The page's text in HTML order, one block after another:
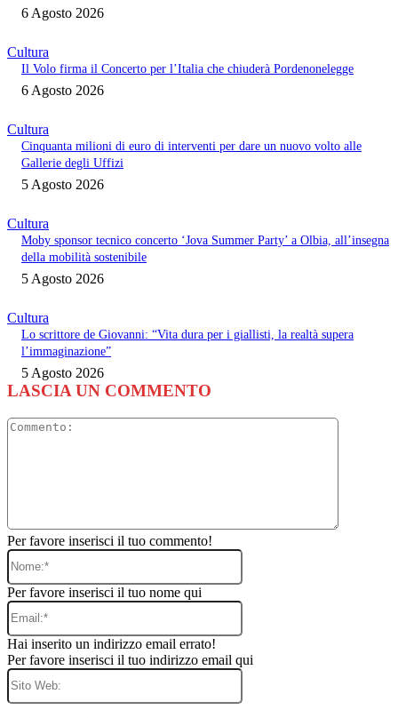
6 Agosto 2026
Cultura
Il Volo firma il Concerto per l’Italia che chiuderà Pordenonelegge
6 Agosto 2026
Cultura
Cinquanta milioni di euro di interventi per dare un nuovo volto alle
Gallerie degli Uffizi
5 Agosto 2026
Cultura
Moby sponsor tecnico concerto ‘Jova Summer Party’ a Olbia, all’insegna
della mobilità sostenibile
5 Agosto 2026
Cultura
Lo scrittore de Giovanni: “Vita dura per i giallisti, la realtà supera
l’immaginazione”
5 Agosto 2026
LASCIA UN COMMENTO
Per favore inserisci il tuo commento!
Nome:*
Per favore inserisci il tuo nome qui
Email:*
Hai inserito un indirizzo email errato!
Per favore inserisci il tuo indirizzo email qui
Sito